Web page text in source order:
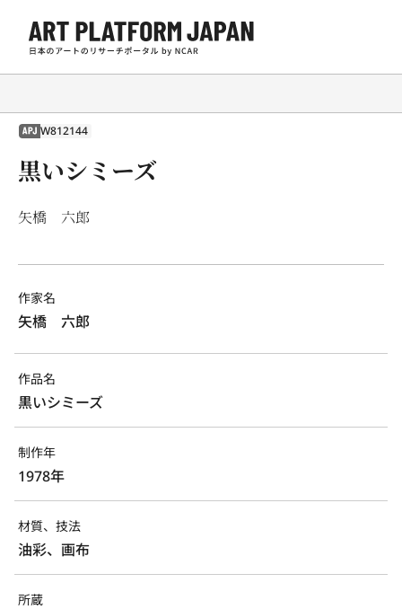
APJ W812144
黒いシミーズ
矢橋 六郎
作家名
矢橋　六郎
作品名
黒いシミーズ
制作年
1978年
材質、技法
油彩、画布
所蔵